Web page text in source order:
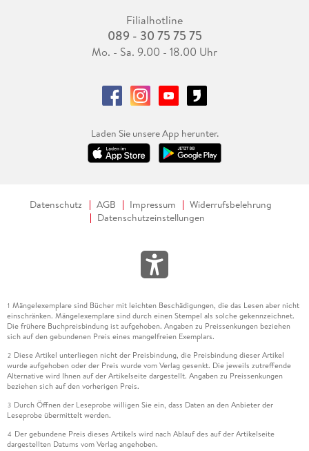
Filialhotline
089 - 30 75 75 75
Mo. - Sa. 9.00 - 18.00 Uhr
Laden Sie unsere App herunter.
Datenschutz AGB Impressum
Widerrufsbelehrung
Datenschutzeinstellungen
1 Mängelexemplare sind Bücher mit leichten Beschädigungen, die das Lesen aber nicht
einschränken. Mängelexemplare sind durch einen Stempel als solche gekennzeichnet.
Die frühere Buchpreisbindung ist aufgehoben. Angaben zu Preissenkungen beziehen
sich auf den gebundenen Preis eines mangelfreien Exemplars.
2 Diese Artikel unterliegen nicht der Preisbindung, die Preisbindung dieser Artikel
wurde aufgehoben oder der Preis wurde vom Verlag gesenkt. Die jeweils zutreffende
Alternative wird Ihnen auf der Artikelseite dargestellt. Angaben zu Preissenkungen
beziehen sich auf den vorherigen Preis.
3 Durch Öffnen der Leseprobe willigen Sie ein, dass Daten an den Anbieter der
Leseprobe übermittelt werden.
4 Der gebundene Preis dieses Artikels wird nach Ablauf des auf der Artikelseite
dargestellten Datums vom Verlag angehoben.